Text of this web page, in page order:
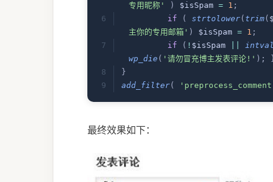
专用昵称'
) $isSpam = 1 ;
	if
( strtolower( trim(
主你的专用邮箱' ) $isSpam = 1 ;
	if
( ! $isSpam intval
wp_die ( '请勿冒充博主发表评论!' );
}
add_filter(
最终效果如下：